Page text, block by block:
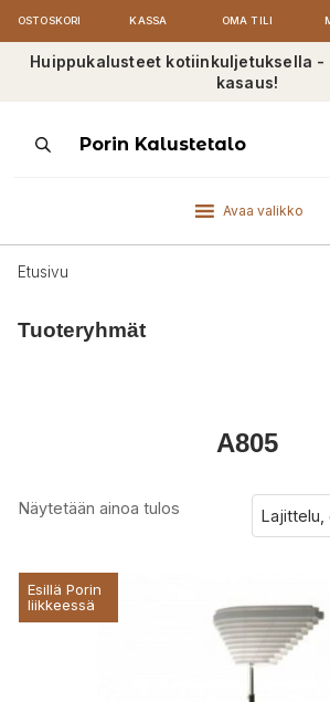
OSTOSKORI KASSA OMA TILI
Huippukalusteet kotiinkuljetuksella -
kasaus!
ProductsPorin Kalustetalo
Avaa valikko
Etusivu
Tuoteryhmät
A805
Näytetään ainoa tulos
Esillä Porin
liikkeessä